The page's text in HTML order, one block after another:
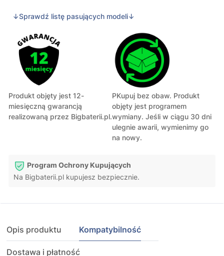
↓Sprawdź listę pasujących modeli↓
Produkt objęty jest 12-
miesięczną gwarancją
realizowaną przez Bigbaterii.pl.
PKupuj bez obaw. Produkt
objęty jest programem
wymiany. Jeśli w ciągu 30 dni
ulegnie awarii, wymienimy go
na nowy.
Program Ochrony Kupujących
Na Bigbaterii.pl kupujesz bezpiecznie.
Opis produktu Kompatybilność
Dostawa i płatność